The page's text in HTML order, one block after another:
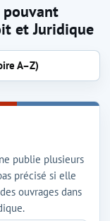
et Juridique
A–Z)
publie plusieurs
précisé si elle
ouvrages dans